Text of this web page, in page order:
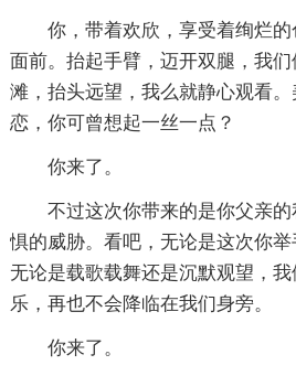
你，带着欢欣，享受着绚烂
面前。抬起手臂，迈开双腿，我
滩，抬头远望，我么就静心观看
恋，你可曾想起一丝一点？
你来了。
不过这次你带来的是你父亲
惧的威胁。看吧，无论是这次你举
无论是载歌载舞还是沉默观望，
乐，再也不会降临在我们身旁。
你来了。